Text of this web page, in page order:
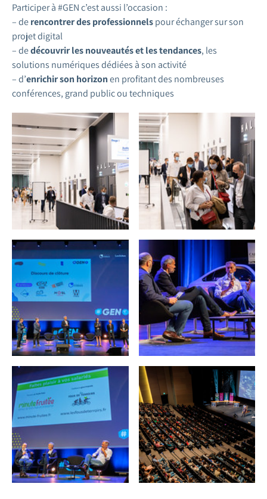
Participer à #GEN c’est aussi l’occasion :
– derencontrer des professionnelspour échanger sur son
projet digital
– dedécouvrir les nouveautés et les tendances, les
solutions numériques dédiées à son activité
– d’enrichir son horizonen profitant des nombreuses
conférences, grand public ou techniques